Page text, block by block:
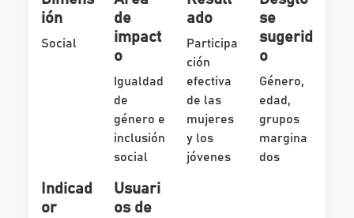
ión
Social
de
impact
o
Igualdad
de
género e
inclusión
social
ado
Participa
ción
efectiva
de las
mujeres
y los
jóvenes
se
sugerid
o
Género,
edad,
grupos
margina
dos
Indicad
or
Usuari
os de